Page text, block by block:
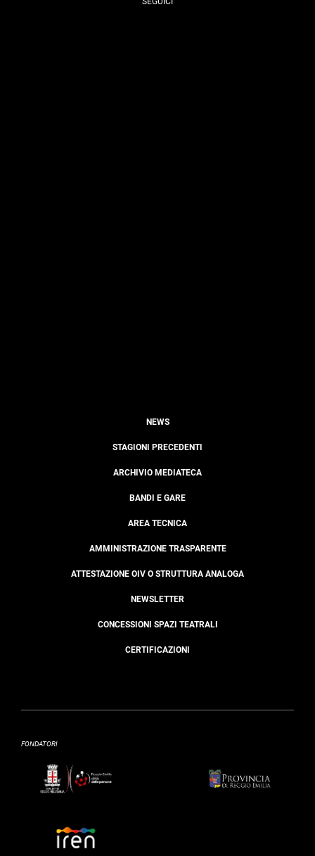
NEWS
STAGIONI PRECEDENTI
ARCHIVIO MEDIATECA
BANDI E GARE
AREA TECNICA
AMMINISTRAZIONE TRASPARENTE
ATTESTAZIONE OIV O STRUTTURA ANALOGA
NEWSLETTER
CONCESSIONI SPAZI TEATRALI
CERTIFICAZIONI
FONDATORI